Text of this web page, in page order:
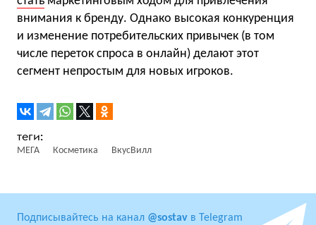
внимания к бренду. Однако высокая конкуренция
и изменение потребительских привычек (в том
числе переток спроса в онлайн) делают этот
сегмент непростым для новых игроков.
МЕГА Косметика ВкусВилл
Подписывайтесь на канал @sostav в Telegram